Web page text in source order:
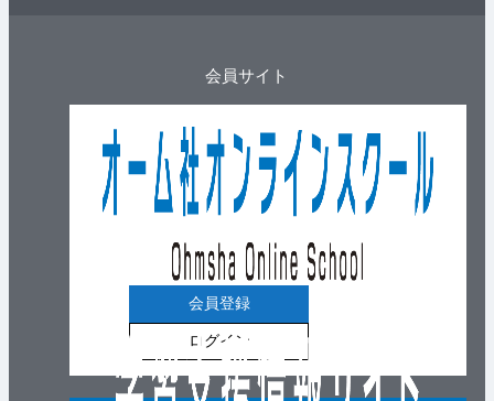
会員サイト
会員登録
ログイン